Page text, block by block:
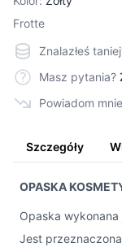
Frotte
Znalazłeś
Masz pytania?
Powiadom
Szczegóły
OPASKA
Opaska
Jest